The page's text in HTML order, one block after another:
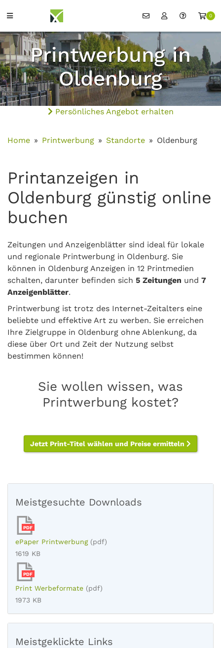
0
Printwerbung in
Oldenburg
Persönliches Angebot erhalten
Home Printwerbung Standorte Oldenburg
Printanzeigen in
Oldenburg günstig online
buchen
Zeitungen und Anzeigenblätter sind ideal für lokale
und regionale Printwerbung in Oldenburg. Sie
können in Oldenburg Anzeigen in 12 Printmedien
schalten, darunter befinden sich 5 Zeitungen und 7
Anzeigenblätter.
Printwerbung ist trotz des Internet-Zeitalters eine
beliebte und effektive Art zu werben. Sie erreichen
Ihre Zielgruppe in Oldenburg ohne Ablenkung, da
diese über Ort und Zeit der Nutzung selbst
bestimmen können!
Sie wollen wissen, was
Printwerbung kostet?
Jetzt Print-Titel wählen und Preise ermitteln
Meistgesuchte Downloads
PDF
ePaper Printwerbung (pdf)
1619 KB
PDF
Print Werbeformate (pdf)
1973 KB
Meistgeklickte Links